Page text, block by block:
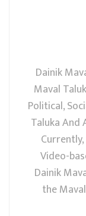
Dainik
Maval
Political,
Taluka And
Video-
Dainik
the